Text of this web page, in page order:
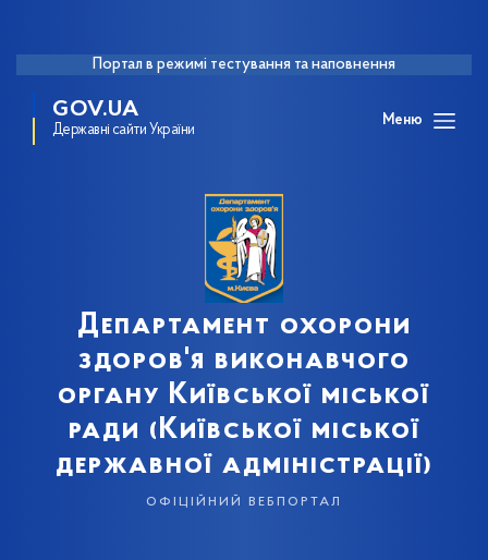
Портал в режимі тестування та наповнення
GOV.UA
Державні сайти України
Меню
Департамент охорони
здоров'я виконавчого
органу Київської міської
ради (Київської міської
державної адміністрації)
офіційний вебпортал